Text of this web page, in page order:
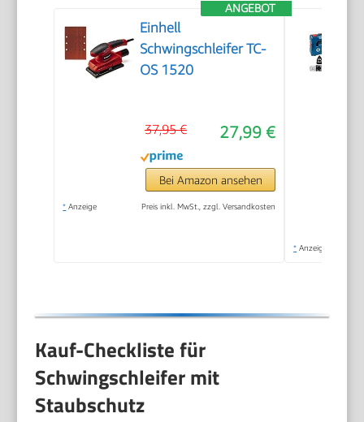
ANGEBOT
Einhell
Schwingschleifer TC-
OS 1520
27,99 €
37,95 €
Bei Amazon ansehen
* Anzeige Preis inkl. MwSt., zzgl. Versandkosten
* Anzeige
Kauf-Checkliste für
Schwingschleifer mit
Staubschutz